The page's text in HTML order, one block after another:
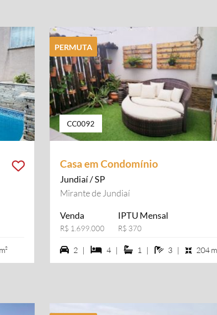
PERMUTA
CC0092
Casa em Condomínio
Jundiaí / SP
Mirante de Jundiaí
Venda
R$ 1.699.000
IPTU Mensal
R$ 370
2 vagas na garagem
2 | 4 dormiórios
4 | 1 suítes
1 | 3 banheiros
3 | 204